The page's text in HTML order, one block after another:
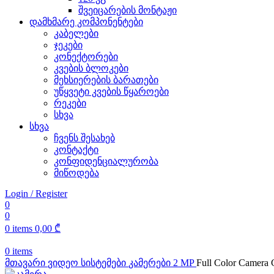
შვეიცარების მონტაჟი
დამხმარე კომპონენტები
კაბელები
ჯეკები
კონექტორები
კვების ბლოკები
მეხსიერების ბარათები
უწყვეტი კვების წყაროები
რეკები
სხვა
სხვა
ჩვენს შესახებ
კონტაქტი
კონფიდენციალურობა
მიწოდება
Login / Register
0
0
0 items 0,00 ₾
0 items
მთავარი ვიდეო სისტემები კამერები 2 MPFull Color